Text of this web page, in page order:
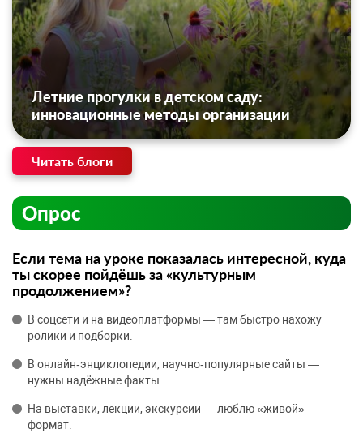
Летние прогулки в детском саду:
инновационные методы организации
Читать блоги
Опрос
Если тема на уроке показалась интересной, куда
ты скорее пойдёшь за «культурным
продолжением»?
В соцсети и на видеоплатформы — там быстро нахожу
ролики и подборки.
В онлайн‑энциклопедии, научно‑популярные сайты —
нужны надёжные факты.
На выставки, лекции, экскурсии — люблю «живой»
формат.